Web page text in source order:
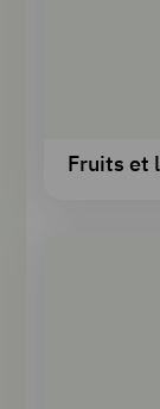
Fruits et